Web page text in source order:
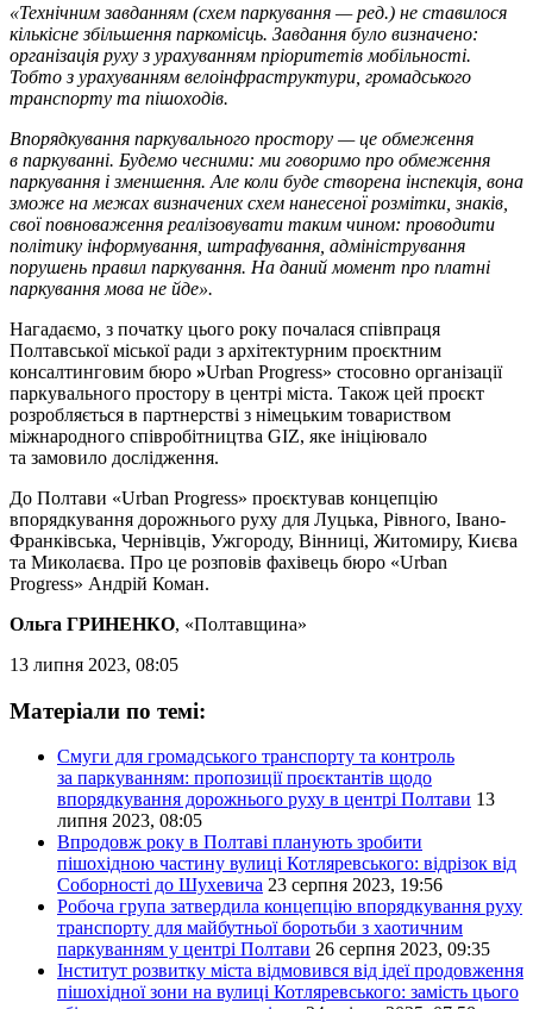
«Технічним завданням (схем паркування — ред.) не ставилося
кількісне збільшення паркомісць. Завдання було визначено:
організація руху з урахуванням пріоритетів мобільності.
Тобто з урахуванням велоінфраструктури, громадського
транспорту та пішоходів.
Впорядкування паркувального простору — це обмеження
в паркуванні. Будемо чесними: ми говоримо про обмеження
паркування і зменшення. Але коли буде створена інспекція, вона
зможе на межах визначених схем нанесеної розмітки, знаків,
свої повноваження реалізовувати таким чином: проводити
політику інформування, штрафування, адміністрування
порушень правил паркування. На даний момент про платні
паркування мова не йде».
Нагадаємо, з початку цього року почалася співпраця
Полтавської міської ради з архітектурним проєктним
консалтинговим бюро »Urban Progress» стосовно організації
паркувального простору в центрі міста. Також цей проєкт
розробляється в партнерстві з німецьким товариством
міжнародного співробітництва GIZ, яке ініціювало
та замовило дослідження.
До Полтави «Urban Progress» проєктував концепцію
впорядкування дорожнього руху для Луцька, Рівного, Івано-
Франківська, Чернівців, Ужгороду, Вінниці, Житомиру, Києва
та Миколаєва. Про це розповів фахівець бюро «Urban
Progress» Андрій Коман.
Ольга ГРИНЕНКО, «Полтавщина»
13 липня 2023, 08:05
Матеріали по темі:
Смуги для громадського транспорту та контроль
за паркуванням: пропозиції проєктантів щодо
впорядкування дорожнього руху в центрі Полтави 13
липня 2023, 08:05
Впродовж року в Полтаві планують зробити
пішохідною частину вулиці Котляревського: відрізок від
Соборності до Шухевича 23 серпня 2023, 19:56
Робоча група затвердила концепцію впорядкування руху
транспорту для майбутньої боротьби з хаотичним
паркуванням у центрі Полтави 26 серпня 2023, 09:35
Інститут розвитку міста відмовився від ідеї продовження
пішохідної зони на вулиці Котляревського: замість цього